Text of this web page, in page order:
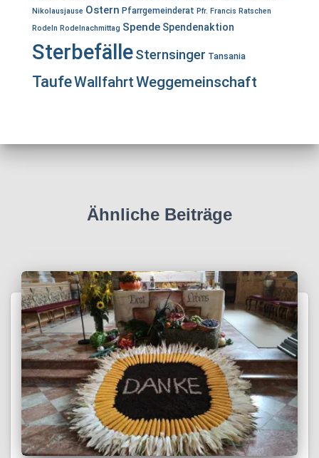
Nikolausjause Ostern Pfarrgemeinderat Pfr. Francis Ratschen
Rodeln Rodelnachmittag Spende Spendenaktion
SterbefälleSternsinger Tansania
TaufeWallfahrtWeggemeinschaft
Ähnliche Beiträge